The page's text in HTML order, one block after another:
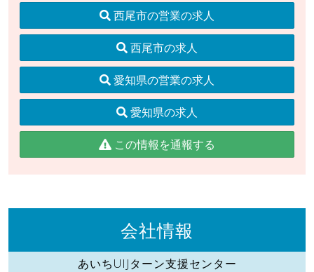
西尾市の営業の求人
西尾市の求人
愛知県の営業の求人
愛知県の求人
この情報を通報する
会社情報
あいちUIJターン支援センター